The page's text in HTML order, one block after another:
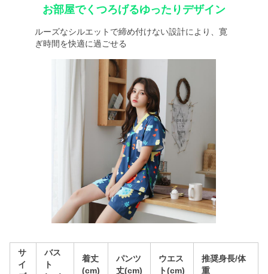
お部屋でくつろげるゆったりデザイン
ルーズなシルエットで締め付けない設計により、寛
ぎ時間を快適に過ごせる
サ
イ
バス
ト
着丈
(cm)
パンツ
丈(cm)
ウエス
ト(cm)
推奨身長/体
重